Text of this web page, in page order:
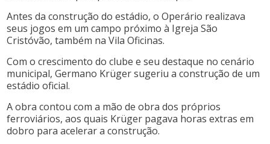
Antes da construção do estádio, o Operário realizava
seus jogos em um campo próximo à Igreja São
Cristóvão, também na Vila Oficinas.
Com o crescimento do clube e seu destaque no cenário
municipal, Germano Krüger sugeriu a construção de um
estádio oficial.
A obra contou com a mão de obra dos próprios
ferroviários, aos quais Krüger pagava horas extras em
dobro para acelerar a construção.